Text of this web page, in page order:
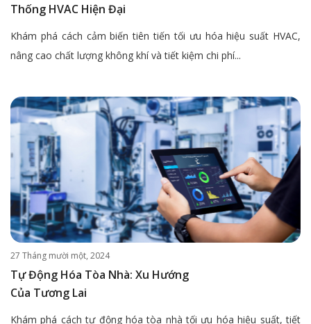
Thống HVAC Hiện Đại
Khám phá cách cảm biến tiên tiến tối ưu hóa hiệu suất HVAC,
nâng cao chất lượng không khí và tiết kiệm chi phí...
27 Tháng mười một, 2024
Tự Động Hóa Tòa Nhà: Xu Hướng
Của Tương Lai
Khám phá cách tự động hóa tòa nhà tối ưu hóa hiệu suất, tiết